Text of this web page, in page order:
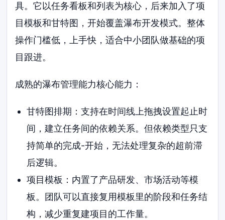
具。它以任务看板和列表为核心，后来加入了项
目模板和甘特图，开始覆盖瀑布开发模式。整体
操作门槛低，上手快，适合中小团队做基础的项
目跟进。
成熟的瀑布管理能力核心能力：
甘特图排期：支持在时间线上拖拽设置起止时
间，建立任务间的依赖关系。但依赖类型只支
持简单的完成-开始，无法处理复杂的超前滞
后逻辑。
项目模板：内置了产品研发、市场活动等模
板。团队可以直接复用模板里的阶段和任务结
构，减少重复建项目的工作量。